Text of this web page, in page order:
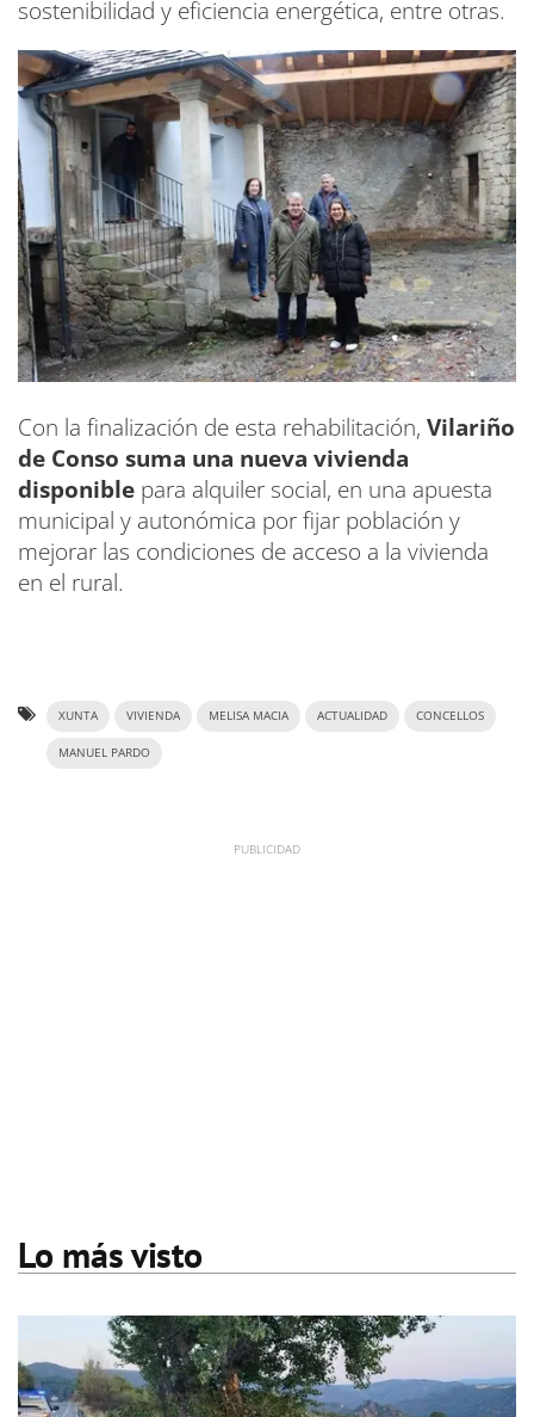
sostenibilidad y eficiencia energética, entre otras.
Con la finalización de esta rehabilitación, Vilariño
de Conso suma una nueva vivienda
disponible para alquiler social, en una apuesta
municipal y autonómica por fijar población y
mejorar las condiciones de acceso a la vivienda
en el rural.
XUNTA VIVIENDA MELISA MACIA ACTUALIDAD CONCELLOS
MANUEL PARDO
Lo más visto